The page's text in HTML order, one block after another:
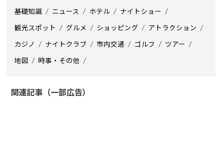
基礎知識 ニュース ホテル ナイトショー
観光スポット グルメ ショッピング アトラクション
カジノ ナイトクラブ 市内交通 ゴルフ ツアー
地図 時事・その他
関連記事（一部広告）